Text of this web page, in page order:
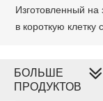
Изготовленный на
в короткую клетку
сплошной
БОЛЬШЕ
ПРОДУКТОВ